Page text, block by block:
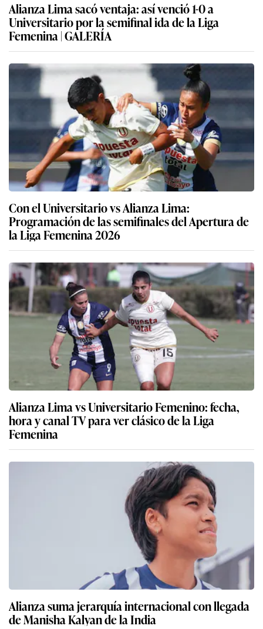
Alianza Lima sacó ventaja: así venció 1-0 a
Universitario por la semifinal ida de la Liga
Femenina | GALERÍA
Con el Universitario vs Alianza Lima:
Programación de las semifinales del Apertura de
la Liga Femenina 2026
Alianza Lima vs Universitario Femenino: fecha,
hora y canal TV para ver clásico de la Liga
Femenina
Alianza suma jerarquía internacional con llegada
de Manisha Kalyan de la India